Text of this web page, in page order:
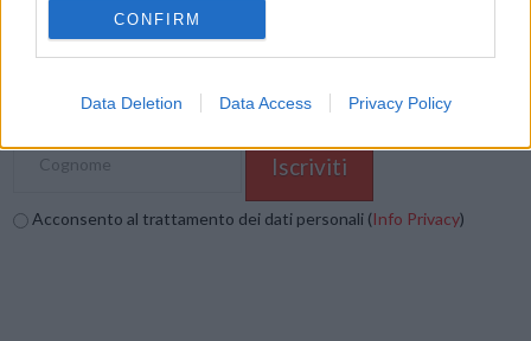
CONFIRM
Data Deletion Data Access Privacy Policy
Inserisci nome ed indirizzo E-Mail:
Acconsento al trattamento dei dati personali (Info Privacy)